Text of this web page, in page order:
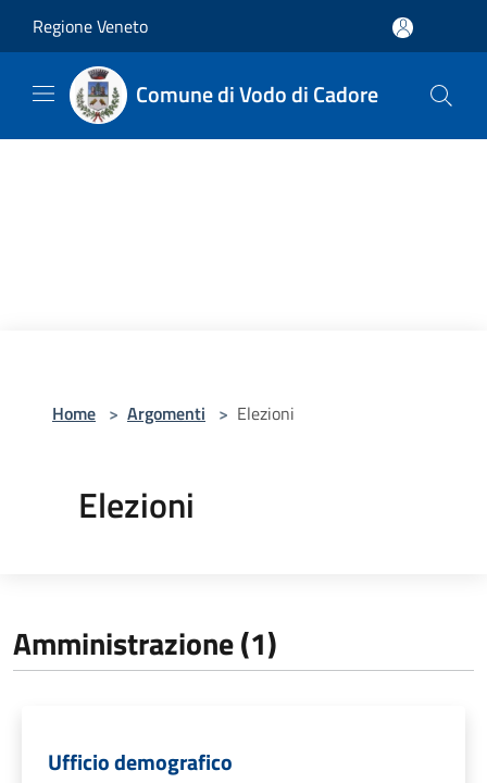
Regione Veneto
Comune di Vodo di Cadore
Home > Argomenti > Elezioni
Elezioni
Amministrazione (1)
Ufficio demografico